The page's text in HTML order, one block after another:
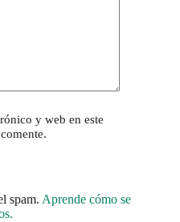
y web en este
spam. Aprende cómo se